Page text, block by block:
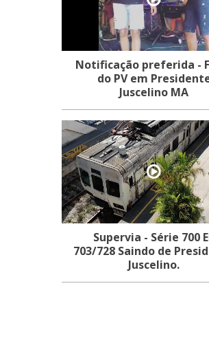
Notificação preferida -
do PV em
Juscelino MA
Supervia - Série 700
703/728 Saindo de
Juscelino.